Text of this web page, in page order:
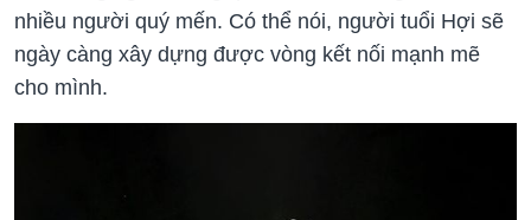
nhiều người quý mến. Có thể nói, người tuổi Hợi sẽ
ngày càng xây dựng được vòng kết nối mạnh mẽ
cho mình.